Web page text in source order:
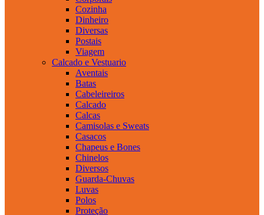
Cozinha
Dinheiro
Diversas
Postais
Viagem
Calcado e Vestuario
Aventais
Batas
Cabeleireiros
Calcado
Calcas
Camisolas e Sweats
Casacos
Chapeus e Bones
Chinelos
Diversos
Guarda-Chuvas
Luvas
Polos
Proteção